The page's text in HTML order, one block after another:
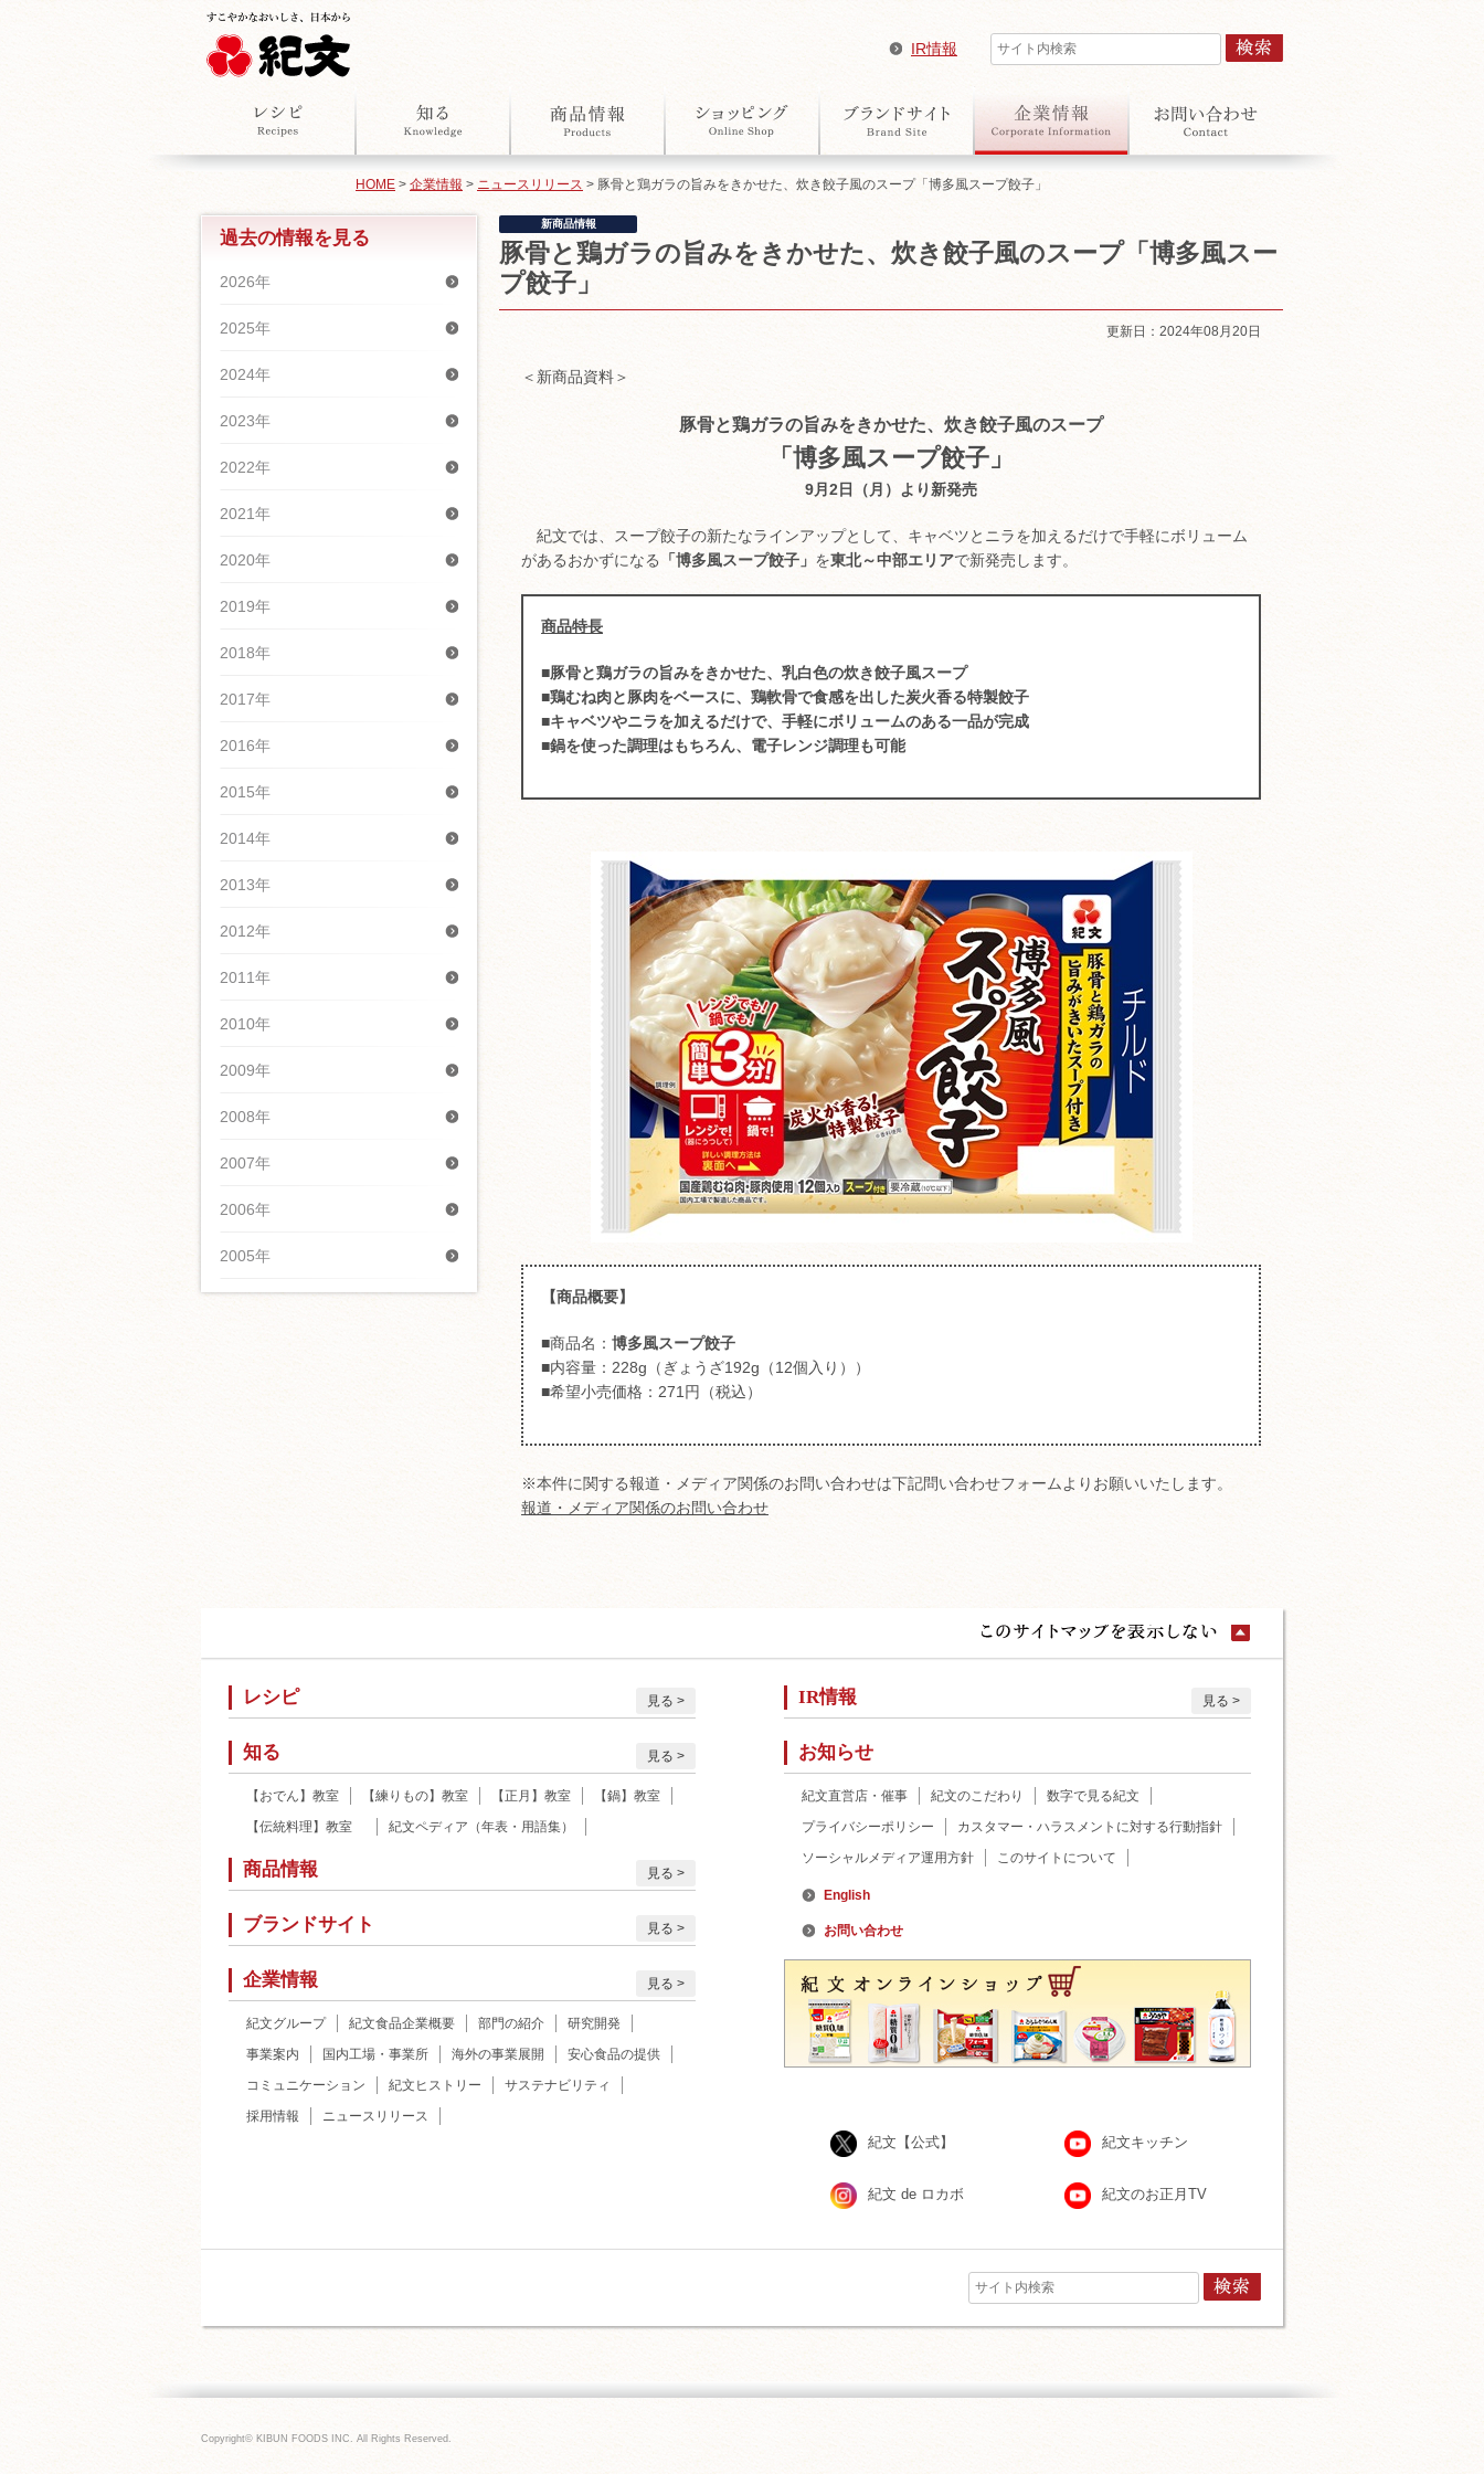
IR情報
HOME > 企業情報 > ニュースリリース > 豚骨と鶏ガラの旨みをきかせた、炊き餃子風のスープ「博多風スープ餃子」
新商品情報
豚骨と鶏ガラの旨みをきかせた、炊き餃子風のスープ「博多風スー
プ餃子」
更新日：2024年08月20日
＜新商品資料＞
豚骨と鶏ガラの旨みをきかせた、炊き餃子風のスープ
「博多風スープ餃子」
9月2日（月）より新発売
紀文では、スープ餃子の新たなラインアップとして、キャベツとニラを加えるだけで手軽にボリューム
があるおかずになる 「博多風スープ餃子」 を東北～中部エリアで新発売します。
商品特長
■豚骨と鶏ガラの旨みをきかせた、乳白色の炊き餃子風スープ
■鶏むね肉と豚肉をベースに、鶏軟骨で食感を出した炭火香る特製餃子
■キャベツやニラを加えるだけで、手軽にボリュームのある一品が完成
■鍋を使った調理はもちろん、電子レンジ調理も可能
【商品概要】
■商品名： 博多風スープ餃子
■内容量：228g（ぎょうざ192g（12個入り））
■希望小売価格：271円（税込）
※本件に関する報道・メディア関係のお問い合わせは下記問い合わせフォームよりお願いいたします。
報道・メディア関係のお問い合わせ
過去の情報を見る
2026年
2025年
2024年
2023年
2022年
2021年
2020年
2019年
2018年
2017年
2016年
2015年
2014年
2013年
2012年
2011年
2010年
2009年
2008年
2007年
2006年
2005年
レシピ 見る
知る 見る
【おでん】教室 【練りもの】教室 【正月】教室
【鍋】教室
【伝統料理】教室
紀文ペディア（年表・用語集）
商品情報 見る
ブランドサイト 見る
企業情報 見る
紀文グループ 紀文食品企業概要 部門の紹介
研究開発
事業案内
国内工場・事業所 海外の事業展開
安心食品の提供
コミュニケーション
紀文ヒストリー
サステナビリティ
採用情報
ニュースリリース
IR情報 見る
お知らせ
紀文直営店・催事 紀文のこだわり
数字で見る紀文
プライバシーポリシー
カスタマー・ハラスメントに対する行動指針
ソーシャルメディア運用方針
このサイトについて
English
お問い合わせ
紀文【公式】
紀文 de ロカボ
紀文キッチン
紀文のお正月TV
Copyright© KIBUN FOODS INC. All Rights Reserved.